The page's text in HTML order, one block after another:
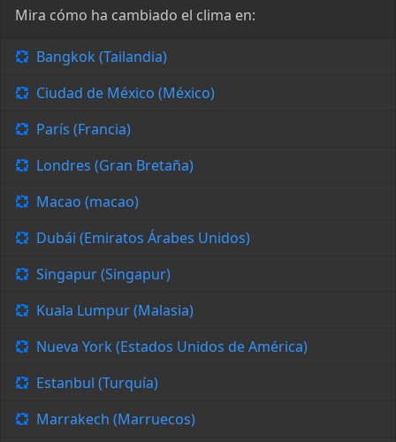
Mira cómo ha cambiado el clima en:
Bangkok (Tailandia)
Ciudad de México (México)
París (Francia)
Londres (Gran Bretaña)
Macao (macao)
Dubái (Emiratos Árabes Unidos)
Singapur (Singapur)
Kuala Lumpur (Malasia)
Nueva York (Estados Unidos de América)
Estanbul (Turquía)
Marrakech (Marruecos)